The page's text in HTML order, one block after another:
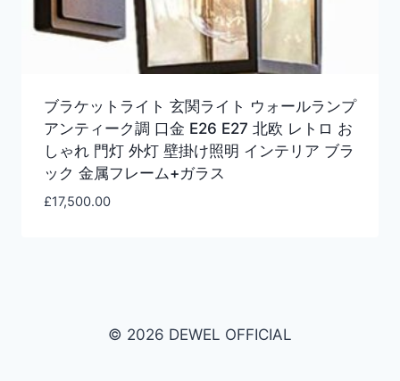
ブラケットライト 玄関ライト ウォールランプ
アンティーク調 口金 E26 E27 北欧 レトロ お
しゃれ 門灯 外灯 壁掛け照明 インテリア ブラ
ック 金属フレーム+ガラス
£17,500.00
© 2026 DEWEL OFFICIAL